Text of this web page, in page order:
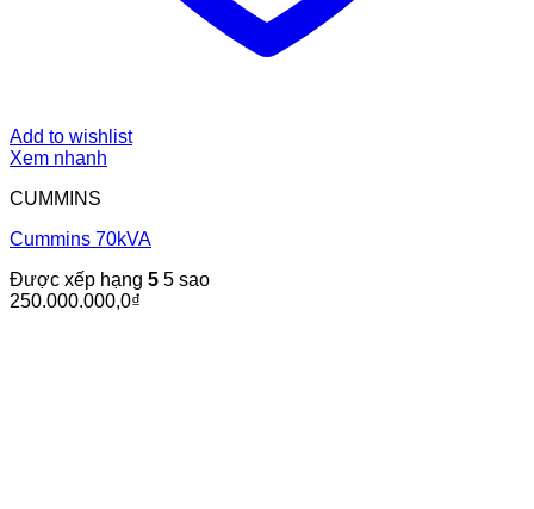
Add to wishlist
Xem nhanh
CUMMINS
Cummins 70kVA
Được xếp hạng 5 5 sao
250.000.000,0₫